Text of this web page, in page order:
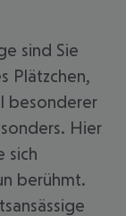
sind Sie
Plätzchen,
besonderer
Hier
sich
berühmt.